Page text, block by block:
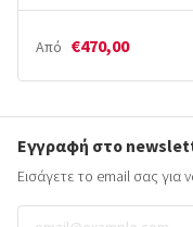
Από €470,00
Εγγραφή στο
Εισάγετε το email σας για